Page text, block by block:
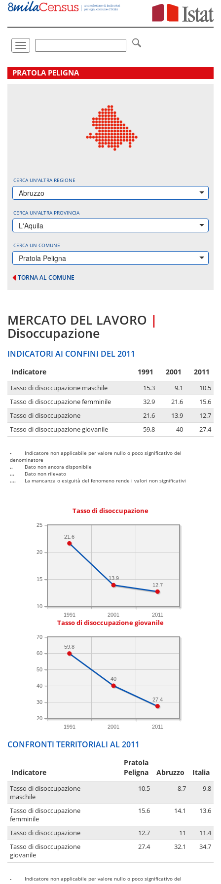
Vai
direttamente
Toggle
navigation
.
PRATOLA PELIGNA
CERCA UN'ALTRA REGIONE
Abruzzo
CERCA UN'ALTRA PROVINCIA
L'Aquila
CERCA UN COMUNE
Pratola Peligna
TORNA AL COMUNE
MERCATO DEL LAVORO |
Disoccupazione
INDICATORI AI CONFINI DEL 2011
Indicatore 1991 2001 2011
Tasso di disoccupazione maschile 15.3 9.1
10.5
Tasso di disoccupazione femminile
32.9 21.6
15.6
Tasso di disoccupazione
21.6 13.9
12.7
Tasso di disoccupazione giovanile
59.8 40 27.4
-
Indicatore non applicabile per valore nullo o poco significativo del
denominatore
..
Dato non ancora disponibile
...
Dato non rilevato
....
La mancanza o esiguità del fenomeno rende i valori non significativi
Tasso di disoccupazione
1991 2001 2011
10
15
20
25
12.7
13.9
21.6
Tasso di disoccupazione giovanile
1991 2001 2011
20
30
40
50
60
70
27.4
40
59.8
CONFRONTI TERRITORIALI AL 2011
Indicatore
Pratola
Peligna
Abruzzo Italia
Tasso di disoccupazione
maschile
10.5 8.7 9.8
Tasso di disoccupazione
femminile
15.6 14.1 13.6
Tasso di disoccupazione 12.7 11
11.4
Tasso di disoccupazione
giovanile
27.4 32.1 34.7
-
Indicatore non applicabile per valore nullo o poco significativo del